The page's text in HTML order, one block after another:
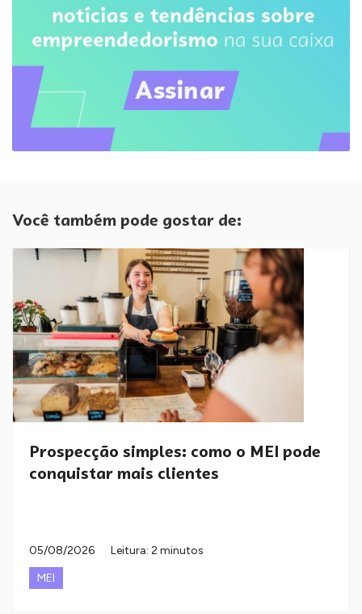
Você também pode gostar de:
Prospecção simples: como o MEI pode
conquistar mais clientes
05/08/2026
Leitura: 2 minutos
MEI